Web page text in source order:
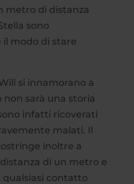
metro di distanza
sono
modo di stare
si innamorano a
non sarà una storia
infatti ricoverati
malati. Il
inoltre a
di un metro e
qualsiasi contatto